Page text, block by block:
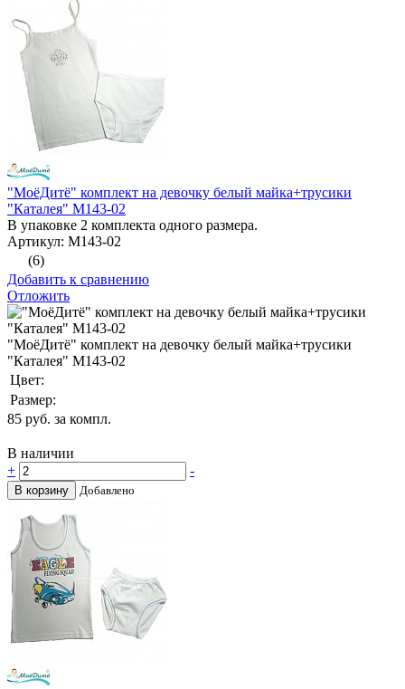
"МоёДитё" комплект на девочку белый майка+трусики
"Каталея" М143-02
В упаковке 2 комплекта одного размера.
Артикул: М143-02
(6)
Добавить к сравнению
Отложить
"МоёДитё" комплект на девочку белый майка+трусики
"Каталея" М143-02
Цвет:
Размер:
85 руб. за компл.
В наличии
+
-
В корзину Добавлено